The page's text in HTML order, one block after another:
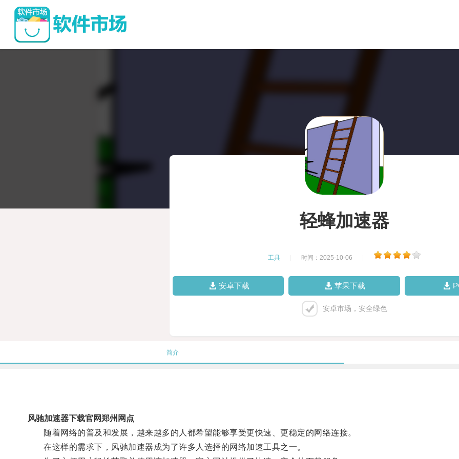
轻蜂加速器
工具 时间：2025-10-06
安卓下载 苹果下载
安卓市场，安全绿色
简介
风驰加速器下载官网郑州网点
随着网络的普及和发展，越来越多的人都希望能够享受更快速、更稳定的网络连接。
在这样的需求下，风驰加速器成为了许多人选择的网络加速工具之一。